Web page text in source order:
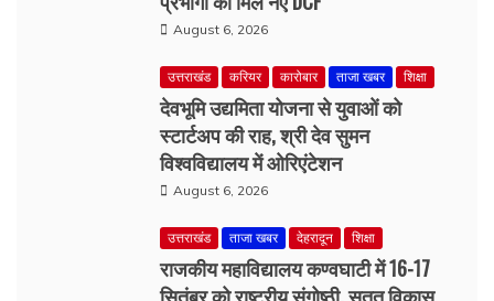
देवभूमि उद्यमिता योजना से युवाओं को
स्टार्टअप की राह, श्री देव सुमन
विश्वविद्यालय में ओरिएंटेशन
August 6, 2026
उत्तराखंड ताजा खबर देहरादून शिक्षा
राजकीय महाविद्यालय कण्वघाटी में 16-17
सितंबर को राष्ट्रीय संगोष्ठी, सतत विकास
और हरित हिमालय पर होगा मंथन
August 6, 2026स्वास्थ्य-सेहत
स्तनपान से जुड़ी भ्रांतियां शिशुओं के स्वास्थ्य के लिए